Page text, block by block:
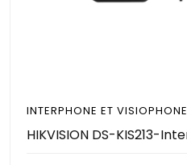
INTERPHONE ET VISIOPHONE